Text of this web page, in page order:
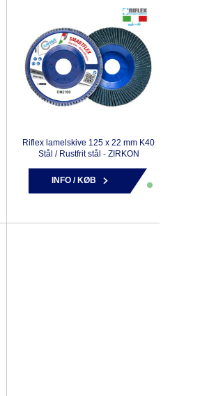
Riflex lamelskive 125 x 22 mm K40
Stål / Rustfrit stål - ZIRKON
INFO / KØB